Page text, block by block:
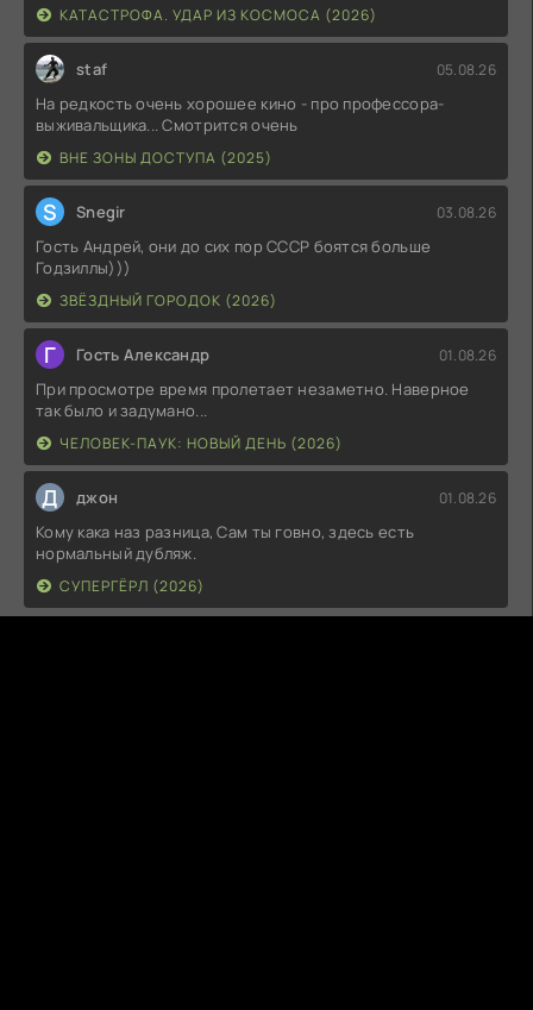
КАТАСТРОФА. УДАР ИЗ КОСМОСА (2026)
staf 05.08.26
На редкость очень хорошее кино - про профессора-
выживальщика... Смотрится очень
ВНЕ ЗОНЫ ДОСТУПА (2025)
S Snegir 03.08.26
Гость Андрей, они до сих пор СССР боятся больше
Годзиллы)))
ЗВЁЗДНЫЙ ГОРОДОК (2026)
Г Гость Александр 01.08.26
При просмотре время пролетает незаметно. Наверное
так было и задумано...
ЧЕЛОВЕК-ПАУК: НОВЫЙ ДЕНЬ (2026)
Д джон 01.08.26
Кому кака наз разница, Сам ты говно, здесь есть
нормальный дубляж.
СУПЕРГЁРЛ (2026)